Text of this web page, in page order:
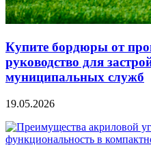
Купите бордюры от
руководство для
муниципальных служб
19.05.2026